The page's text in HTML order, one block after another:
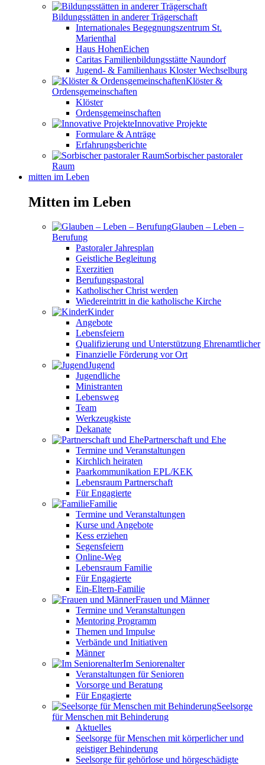
Bildungsstätten in anderer Trägerschaft
Internationales Begegnungszentrum St.
Marienthal
Haus HohenEichen
Caritas Familienbildungsstätte Naundorf
Jugend- & Familienhaus Kloster Wechselburg
Klöster &
Ordensgemeinschaften
Klöster
Ordensgemeinschaften
Innovative Projekte
Formulare & Anträge
Erfahrungsberichte
Sorbischer pastoraler
Raum
mitten im Leben
Mitten im Leben
Glauben – Leben –
Berufung
Pastoraler Jahresplan
Geistliche Begleitung
Exerzitien
Berufungspastoral
Katholischer Christ werden
Wiedereintritt in die katholische Kirche
Kinder
Angebote
Lebensfeiern
Qualifizierung und Unterstützung Ehrenamtlicher
Finanzielle Förderung vor Ort
Jugend
Jugendliche
Ministranten
Lebensweg
Team
Werkzeugkiste
Dekanate
Partnerschaft und Ehe
Termine und Veranstaltungen
Kirchlich heiraten
Paarkommunikation EPL/KEK
Lebensraum Partnerschaft
Für Engagierte
Familie
Termine und Veranstaltungen
Kurse und Angebote
Kess erziehen
Segensfeiern
Online-Weg
Lebensraum Familie
Für Engagierte
Ein-Eltern-Familie
Frauen und Männer
Termine und Veranstaltungen
Mentoring Programm
Themen und Impulse
Verbände und Initiativen
Männer
Im Seniorenalter
Veranstaltungen für Senioren
Vorsorge und Beratung
Für Engagierte
Seelsorge
für Menschen mit Behinderung
Aktuelles
Seelsorge für Menschen mit körperlicher und
geistiger Behinderung
Seelsorge für gehörlose und hörgeschädigte